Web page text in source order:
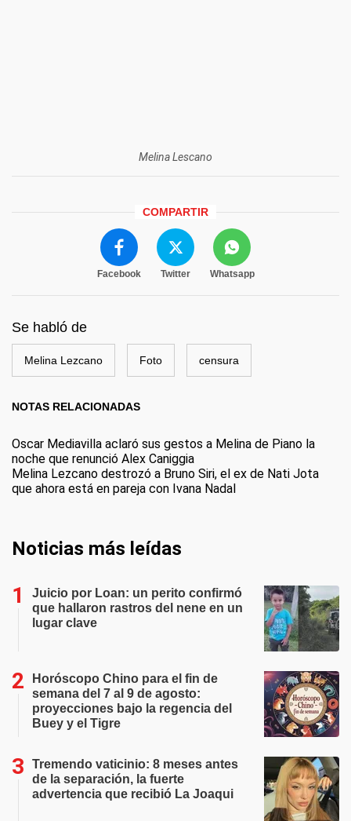
Melina Lescano
COMPARTIR
Facebook Twitter Whatsapp
Se habló de
Melina Lezcano Foto censura
NOTAS RELACIONADAS
Oscar Mediavilla aclaró sus gestos a Melina de Piano la
noche que renunció Alex Caniggia
Melina Lezcano destrozó a Bruno Siri, el ex de Nati Jota
que ahora está en pareja con Ivana Nadal
Noticias más leídas
Juicio por Loan: un perito confirmó
que hallaron rastros del nene en un
lugar clave
Horóscopo Chino para el fin de
semana del 7 al 9 de agosto:
proyecciones bajo la regencia del
Buey y el Tigre
Tremendo vaticinio: 8 meses antes
de la separación, la fuerte
advertencia que recibió La Joaqui